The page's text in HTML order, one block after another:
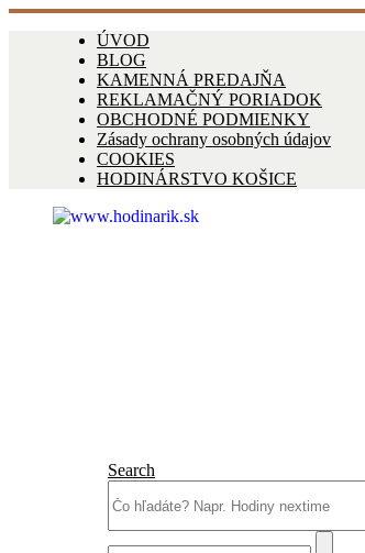
ÚVOD
BLOG
KAMENNÁ PREDAJŇA
REKLAMAČNÝ PORIADOK
OBCHODNÉ PODMIENKY
Zásady ochrany osobných údajov
COOKIES
HODINÁRSTVO KOŠICE
Search